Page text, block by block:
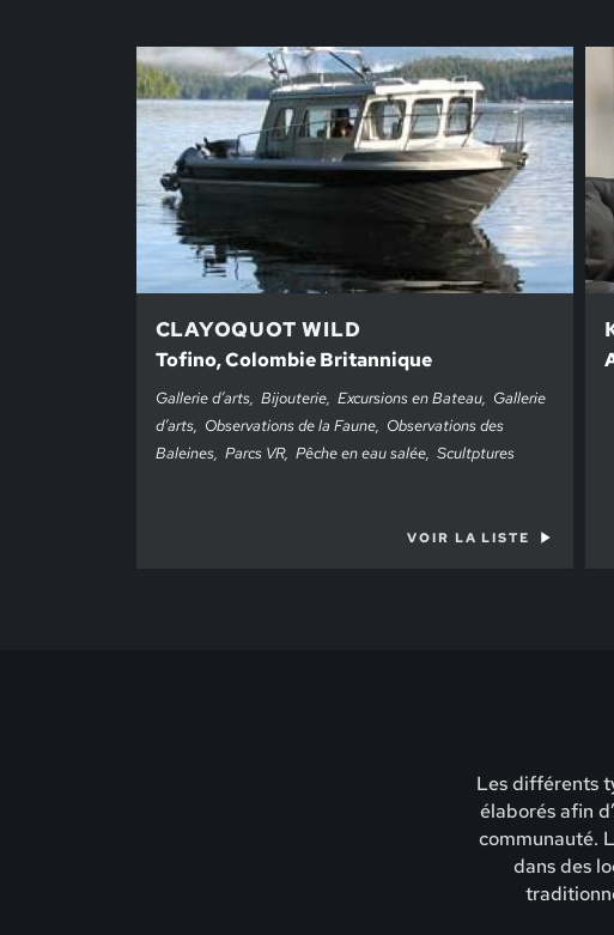
CLAYOQUOT WILD
Tofino, Colombie Britannique
Gallerie d’arts Bijouterie Excursions en Bateau
Gallerie
d’arts
Observations de la Faune
Observations des
Baleines Parcs VR Pêche en eau salée Scultptures
VOIR LA LISTE
Les différents
élaborés afin
communauté.
dans des